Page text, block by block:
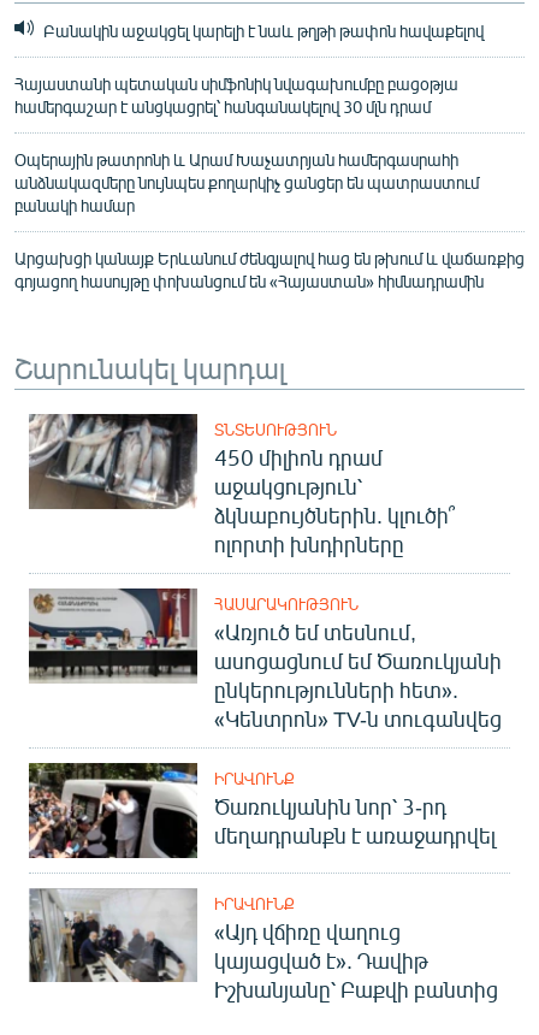
Բանակին աջակցել կարելի է նաև թղթի թափոն հավաքելով
Հայաստանի պետական սիմֆոնիկ նվագախումբը բացօթյա
համերգաշար է անցկացրել՝ հանգանակելով 30 մլն դրամ
Օպերային թատրոնի և Արամ Խաչատրյան համերգասրահի
անձնակազմերը նույնպես քողարկիչ ցանցեր են պատրաստում
բանակի համար
Արցախցի կանայք Երևանում ժենգյալով հաց են թխում և վաճառքից
գոյացող հասույթը փոխանցում են «Հայաստան» հիմնադրամին
Շարունակել կարդալ
ՏՆՏԵՍՈՒԹՅՈՒՆ
450 միլիոն դրամ
աջակցություն՝
ձկնաբույծներին. կլուծի՞
ոլորտի խնդիրները
ՀԱՍԱՐԱԿՈՒԹՅՈՒՆ
«Առյուծ եմ տեսնում,
ասոցացնում եմ Ծառուկյանի
ընկերությունների հետ».
«Կենտրոն» TV-ն տուգանվեց
ԻՐԱՎՈՒՆՔ
Ծառուկյանին նոր՝ 3-րդ
մեղադրանքն է առաջադրվել
ԻՐԱՎՈՒՆՔ
«Այդ վճիռը վաղուց
կայացված է». Դավիթ
Իշխանյանը՝ Բաքվի բանտից